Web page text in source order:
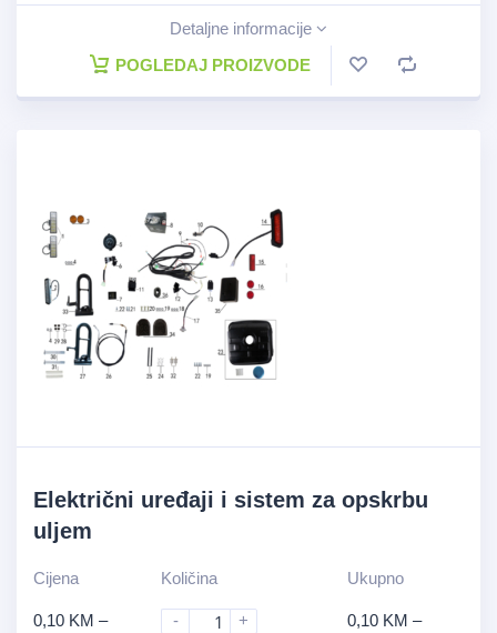
Detaljne informacije
POGLEDAJ PROIZVODE
Električni uređaji i sistem za opskrbu
uljem
Cijena
0,10 KM –
Količina
- +
Ukupno
0,10 KM –